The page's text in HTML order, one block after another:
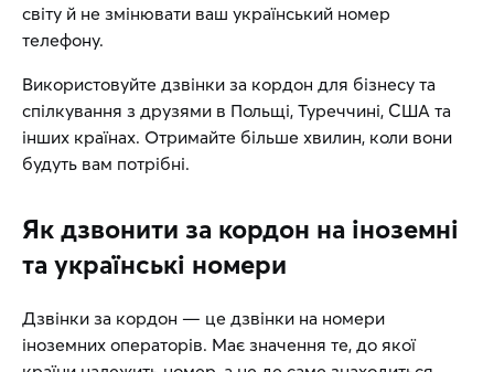
світу й не змінювати ваш український номер
телефону.
Використовуйте дзвінки за кордон для бізнесу та
спілкування з друзями в Польщі, Туреччині, США та
інших країнах. Отримайте більше хвилин, коли вони
будуть вам потрібні.
Як дзвонити за кордон на іноземні
та українські номери
Дзвінки за кордон — це дзвінки на номери
іноземних операторів. Має значення те, до якої